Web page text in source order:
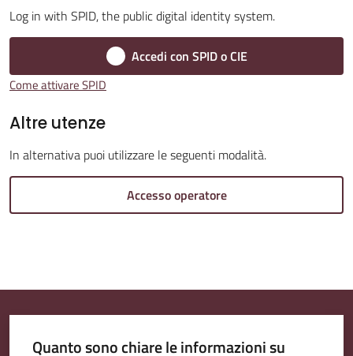
Amministrazione
Tutti
Log in with SPID, the public digital identity system.
Accedi con SPID o CIE
Come attivare SPID
Altre utenze
In alternativa puoi utilizzare le seguenti modalità.
Accesso operatore
Quanto sono chiare le informazioni su